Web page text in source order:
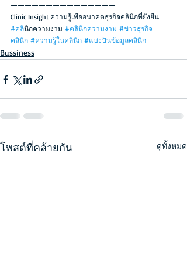
———————————————
Clinic Insight ความรู้เพื่ออนาคตธุรกิจคลินิกที่ยั่งยืน
#คลินิกความงาม #คลินิกความงาม #ข่าวธุรกิจ
คลินิก #ความรู้ในคลินิก #แบ่งปันข้อมูลคลินิก
Bussiness
โพสต์ที่คล้ายกัน ดูทั้งหมด